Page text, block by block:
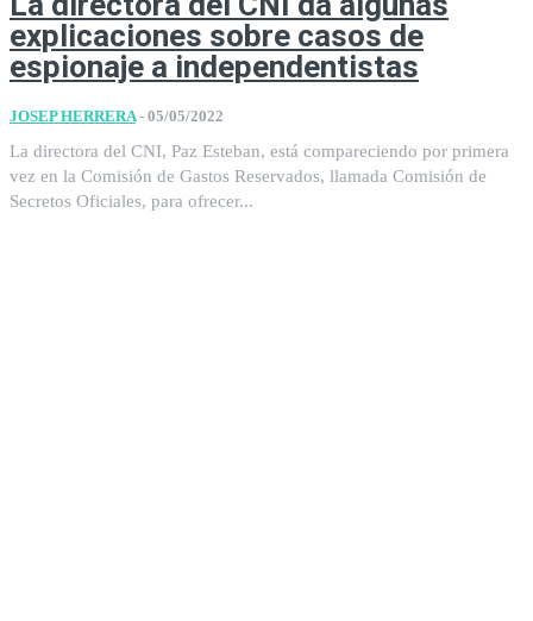
explicaciones sobre casos de
espionaje a independentistas
JOSEP HERRERA - 05/05/2022
La directora del CNI, Paz Esteban, está compareciendo por primera
vez en la Comisión de Gastos Reservados, llamada Comisión de
Secretos Oficiales, para ofrecer...